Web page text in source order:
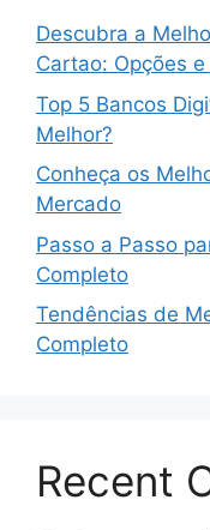
Descubra a
Cartao: Opções
Top 5 Bancos
Melhor?
Conheça os
Mercado
Passo a Passo
Completo
Tendências de
Completo
Recent